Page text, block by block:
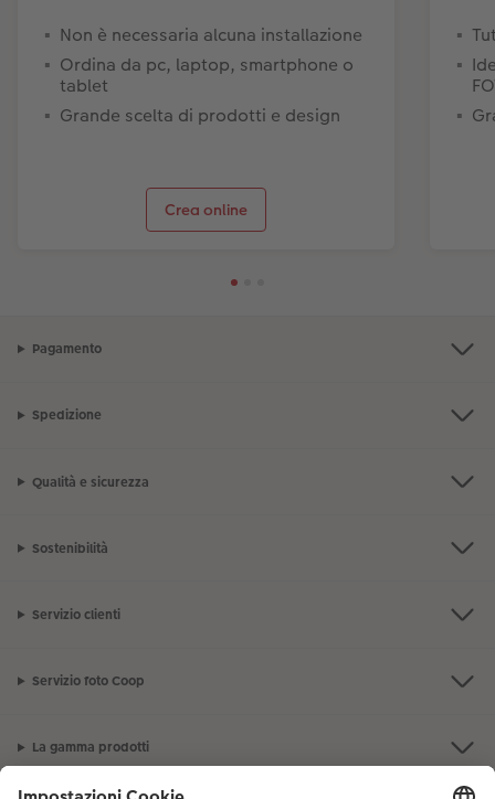
Non è necessaria alcuna installazione
Ordina da pc, laptop, smartphone o
tablet
Grande scelta di prodotti e design
Crea online
Pagamento
Spedizione
Qualità e sicurezza
Sostenibilità
Servizio clienti
Servizio foto Coop
La gamma prodotti